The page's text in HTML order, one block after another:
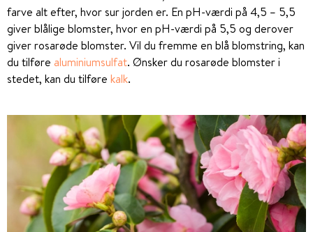
farve alt efter, hvor sur jorden er. En pH-værdi på 4,5 – 5,5
giver blålige blomster, hvor en pH-værdi på 5,5 og derover
giver rosarøde blomster. Vil du fremme en blå blomstring, kan
du tilføre aluminiumsulfat. Ønsker du rosarøde blomster i
stedet, kan du tilføre kalk.